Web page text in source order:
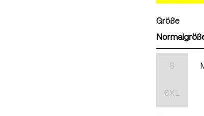
Größe
S
6XL